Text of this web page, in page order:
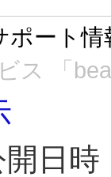
ポート情
ス 「
開日時